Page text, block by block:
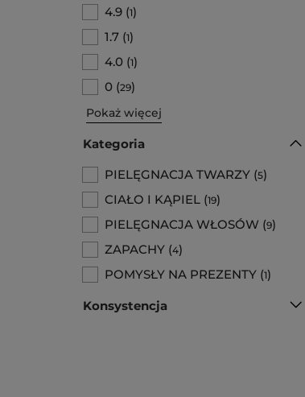
4.9 (1)
1.7 (1)
4.0 (1)
0 (29)
Pokaż więcej
Kategoria
PIELĘGNACJA TWARZY (5)
CIAŁO I KĄPIEL (19)
PIELĘGNACJA WŁOSÓW (9)
ZAPACHY (4)
POMYSŁY NA PREZENTY (1)
Konsystencja